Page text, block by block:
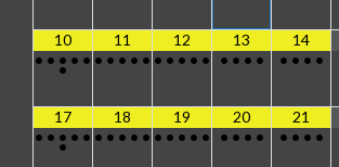
10
• • • • •
•
11
• • • • •
12
• • • • •
13
• • • •
14
• • • •
17
• • • • •
•
18
• • • • •
19
• • • • •
20
• • • •
21
• • • •